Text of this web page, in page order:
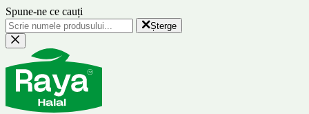
Spune-ne ce cauți
Șterge